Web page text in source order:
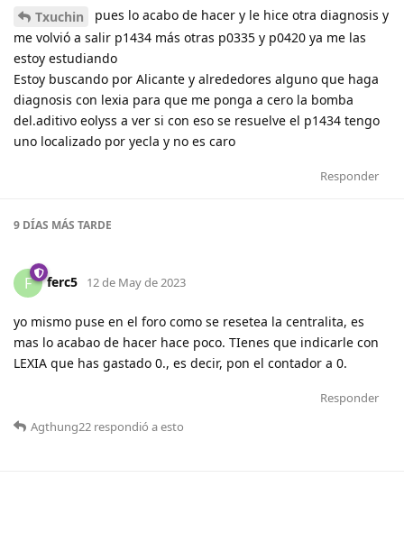
Txuchin
pues lo acabo de hacer y le hice otra diagnosis y
me volvió a salir p1434 más otras p0335 y p0420 ya me las
estoy estudiando
Estoy buscando por Alicante y alrededores alguno que haga
diagnosis con lexia para que me ponga a cero la bomba
del.aditivo eolyss a ver si con eso se resuelve el p1434 tengo
uno localizado por yecla y no es caro
Responder
9 DÍAS MÁS TARDE
F ferc5 12 de May de 2023
yo mismo puse en el foro como se resetea la centralita, es
mas lo acabao de hacer hace poco. TIenes que indicarle con
LEXIA que has gastado 0., es decir, pon el contador a 0.
Responder
Agthung22 respondió a esto